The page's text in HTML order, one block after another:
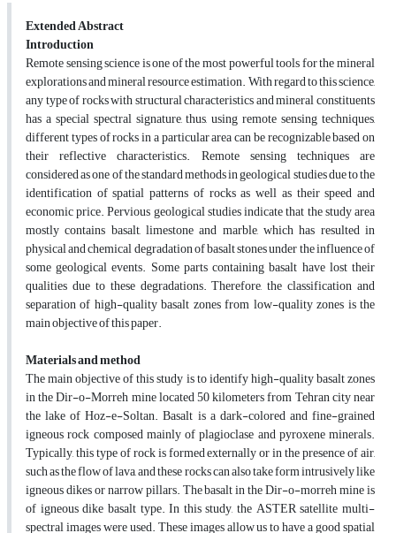
Extended Abstract
Introduction
Remote sensing science is one of the most powerful tools for the mineral
explorations and mineral resource estimation. With regard to this science,
any type of rocks with structural characteristics and mineral constituents
has a special spectral signature, thus, using remote sensing techniques,
different types of rocks in a particular area can be recognizable based on
their reflective characteristics. Remote sensing techniques are
considered as one of the standard methods in geological studies due to the
identification of spatial patterns of rocks as well as their speed and
economic price. Pervious geological studies indicate that the study area
mostly contains basalt, limestone and marble, which has resulted in
physical and chemical degradation of basalt stones under the influence of
some geological events. Some parts containing basalt have lost their
qualities due to these degradations. Therefore, the classification and
separation of high-quality basalt zones from low-quality zones is the
main objective of this paper.
Materials and method
The main objective of this study is to identify high-quality basalt zones
in the Dir-o-Morreh mine located 50 kilometers from Tehran city near
the lake of Hoz-e-Soltan. Basalt is a dark-colored and fine-grained
igneous rock composed mainly of plagioclase and pyroxene minerals.
Typically, this type of rock is formed externally or in the presence of air,
such as the flow of lava, and these rocks can also take form intrusively like
igneous dikes or narrow pillars. The basalt in the Dir-o-morreh mine is
of igneous dike basalt type. In this study, the ASTER satellite multi-
spectral images were used. These images allow us to have a good spatial